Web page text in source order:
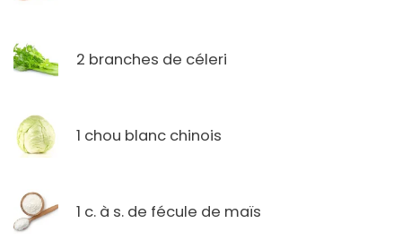
2 branches de céleri
1 chou blanc chinois
1 c. à s. de fécule de maïs